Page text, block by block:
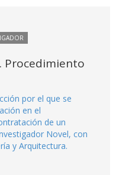
Procedimiento
por el que se
en el
de un
Novel, con
y Arquitectura.